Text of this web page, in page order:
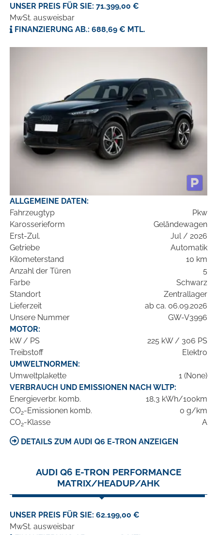
UNSER PREIS FÜR SIE: 71.399,00 €
MwSt. ausweisbar
FINANZIERUNG AB.: 688,69 € MTL.
ALLGEMEINE DATEN:
Fahrzeugtyp
Pkw
Karosserieform
Geländewagen
Erst-Zul.
Jul / 2026
Getriebe
Automatik
Kilometerstand
10 km
Anzahl der Türen
5
Farbe
Schwarz
Standort
Zentrallager
Lieferzeit
ab ca. 06.09.2026
Unsere Nummer
GW-V3996
MOTOR:
kW / PS
225 kW / 306 PS
Treibstoff
Elektro
UMWELTNORMEN:
Umweltplakette
1 (None)
VERBRAUCH UND EMISSIONEN NACH WLTP:
Energieverbr. komb.
18,3 kWh/100km
CO2-Emissionen komb.
0 g/km
CO2-Klasse A
DETAILS ZUM AUDI Q6 E-TRON ANZEIGEN
AUDI Q6 E-TRON PERFORMANCE
MATRIX/HEADUP/AHK
UNSER PREIS FÜR SIE: 62.199,00 €
MwSt. ausweisbar